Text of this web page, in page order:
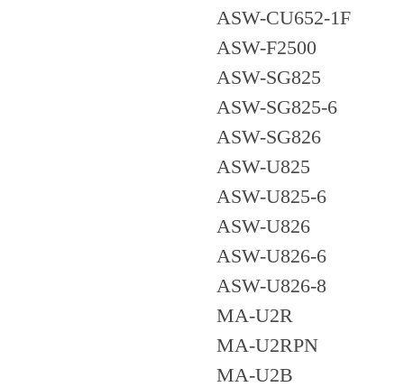
ASW-CU652-1F
ASW-F2500
ASW-SG825
ASW-SG825-6
ASW-SG826
ASW-U825
ASW-U825-6
ASW-U826
ASW-U826-6
ASW-U826-8
MA-U2R
MA-U2RPN
MA-U2B